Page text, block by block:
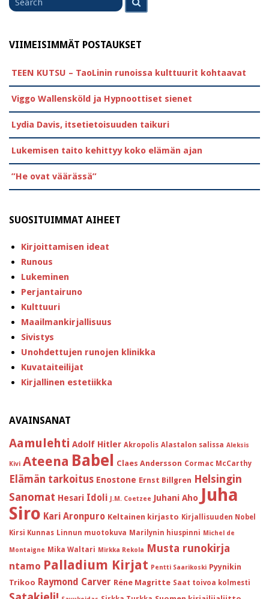
for
VIIMEISIMMÄT POSTAUKSET
TEEN KUTSU – TaoLinin runoissa kulttuurit kohtaavat
Viggo Wallensköld ja Hypnoottiset sienet
Lydia Davis, itsetietoisuuden taikuri
Lukemisen taito kehittyy koko elämän ajan
”He ovat väärässä”
SUOSITUIMMAT AIHEET
Kirjoittamisen ideat
Runous
Lukeminen
Perjantairuno
Kulttuuri
Maailmankirjallisuus
Sivistys
Unohdettujen runojen klinikka
Kuvataiteilijat
Kirjallinen estetiikka
AVAINSANAT
Aamulehti Adolf Hitler Akropolis Alastalon salissa Aleksis
Kivi Ateena Babel Claes Andersson Cormac McCarthy
Elämän tarkoitus Enostone Ernst Billgren Helsingin
Sanomat Hesari Idoli J.M. Coetzee Juhani Aho Juha
Siro Kari Aronpuro Keltainen kirjasto Kirjallisuuden Nobel
Kirsi Kunnas Linnun muotokuva Marilynin hiuspinni Michel de
Montaigne Mika Waltari Mirkka Rekola Musta runokirja
ntamo Palladium Kirjat Pentti Saarikoski Pyynikin
Trikoo Raymond Carver Réne Magritte Saat toivoa kolmesti